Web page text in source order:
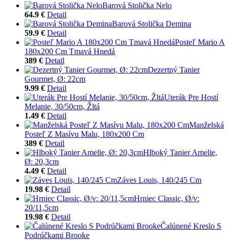
Barová Stolička Nelo
64.9 € Detail
Barová Stolička Demina
59.9 € Detail
Posteľ Mario A
180x200 Cm Tmavá Hnedá
389 € Detail
Dezertný Tanier
Gourmet, Ø: 22cm
9.99 € Detail
Uterák Pre Hostí
Melanie, 30/50cm, Žltá
1.49 € Detail
Manželská
Posteľ Z Masívu Malu, 180x200 Cm
389 € Detail
Hlboký Tanier Amelie,
Ø: 20,3cm
4.49 € Detail
Záves Louis, 140/245 Cm
19.98 € Detail
Hrniec Classic, Ø/v:
20/11,5cm
19.98 € Detail
Čalúnené Kreslo S
Podrúčkami Brooke